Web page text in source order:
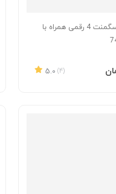
ماژول سون سگمنت 4 رقمی همراه با
5.0 (4)